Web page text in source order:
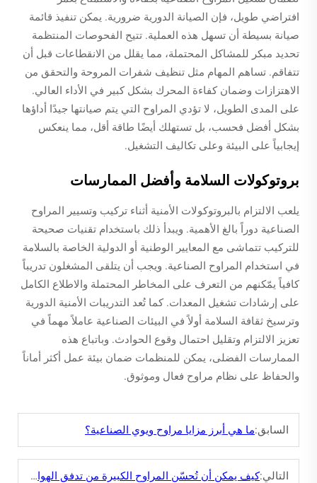
افتراضي طويل، فإن الصيانة الدورية ضرورية. يمكن تنفيذ قائمة
صيانة بسيطة أن تسهل هذه العملية. تتيح الفحوصات المنتظمة
تحديد مبكر للمشاكل المحتملة، مما يقلل من الانقطاعات قبل أن
تتفاقم. تساهم المهام مثل تنظيف شفرات المروحة والتحقق من
الاهتزازات وضمان كفاءة المحرك بشكل كبير في الأداء العالي.
على المدى الطويل، لا تؤدي المراوح التي يتم صيانتها جيدًا أداؤها
بشكل أفضل فحسب، بل تستهلك أيضًا طاقة أقل، مما ينعكس
إيجابياً على البيئة وعلى تكاليف التشغيل.
بروتوكولات السلامة وأفضل الممارسات
يلعب الالتزام بالبروتوكولات الأمنية أثناء تركيب وتسيير المراوح
الصناعية دوراً بالغ الأهمية. ويبدأ ذلك باستخدام تقنيات صحيحة
للتركيب تتماشى مع المعايير الوطنية أو الدولية الخاصة بالسلامة
في استخدام المراوح الصناعية. ويجب أن يتلقى المشغلون تدريباً
كافياً يمّكنهم من التعرف على المخاطر المحتملة والاطلاع الكامل
على إرشادات تشغيل المعدات. كما تُعد التدريبات الأمنية الدورية
وترسيخ ثقافة السلامة أولاً في البيئات الصناعية عاملاً مهماً في
تعزيز الالتزام وتقليل احتمال وقوع الحوادث. وباتباع هذه
الممارسات الفضلى، يمكن للمنظمات ضمان بيئة عمل أكثر أماناً
والحفاظ على نظام مراوح فعال وموثوق.
السابق:ما هي أبرز مزايا مراوح ويوي الصناعية؟
التالي:كيف يمكن أن تُحسّن المراوح الكبيرة من تدفق الهواء في المصانع الكبيرة؟